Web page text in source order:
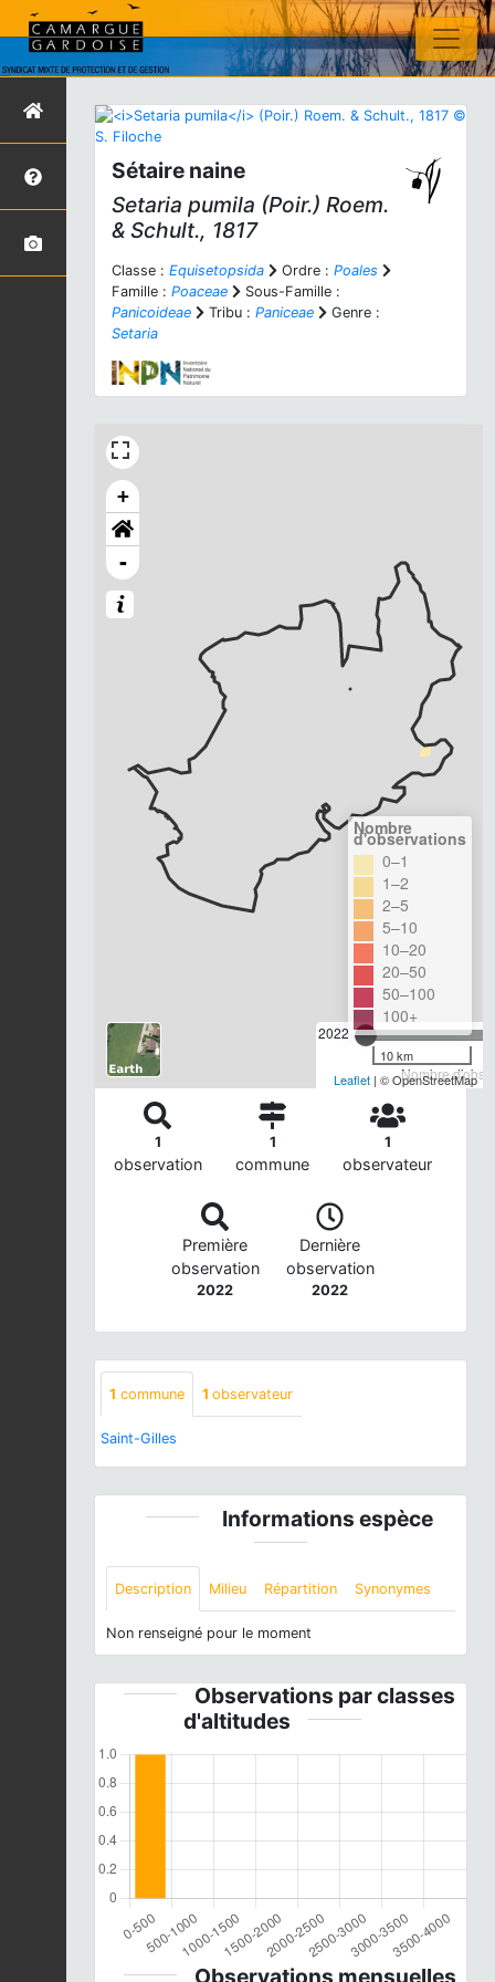
Sétaire naine
Setaria pumila (Poir.) Roem.
& Schult., 1817
Classe : Equisetopsida Ordre : Poales
Famille : Poaceae
Sous-Famille :
Panicoideae
Tribu : Paniceae
Genre :
Setaria
+
-
2022
Nombre
Nombre
d'observations
0–1
1–2
2–5
5–10
10–20
20–50
50–100
100+
10 km
Leaflet | © OpenStreetMap
1
observation
1
commune
1
observateur
Première
observation
2022
Dernière
observation
2022
1 commune 1 observateur
Saint-Gilles
Informations espèce
Description Milieu Répartition Synonymes
Non renseigné pour le moment
Observations par classes
d'altitudes
Observations mensuelles